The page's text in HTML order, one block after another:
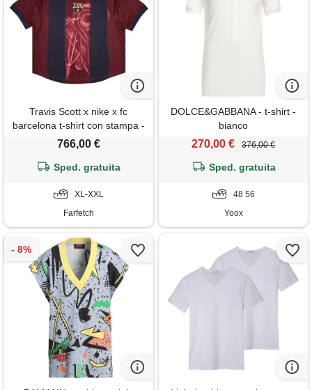
Travis Scott x nike x fc
barcelona t-shirt con stampa -
rosso
766,00 €
Sped. gratuita
XL-XXL
Farfetch
DOLCE&GABBANA - t-shirt -
bianco
270,00 € 376,00 €
Sped. gratuita
48 56
Yoox